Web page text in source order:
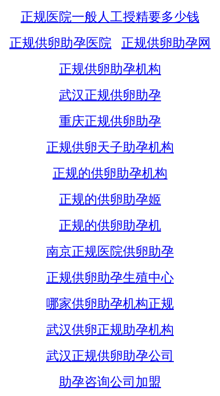
正规医院一般人工授精要多少钱
正规供卵助孕医院
正规供卵助孕网
正规供卵助孕机构
武汉正规供卵助孕
重庆正规供卵助孕
正规供卵天子助孕机构
正规的供卵助孕机构
正规的供卵助孕姬
正规的供卵助孕机
南京正规医院供卵助孕
正规供卵助孕生殖中心
哪家供卵助孕机构正规
武汉供卵正规助孕机构
武汉正规供卵助孕公司
助孕咨询公司加盟